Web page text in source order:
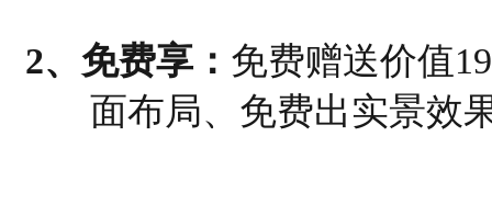
2、 免费享： 免费赠送价值
面布局、免费出实景效